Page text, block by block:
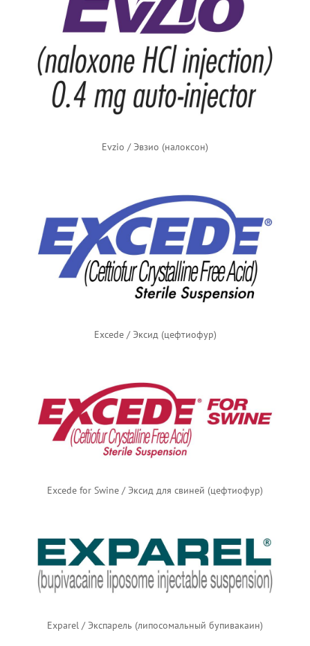
Evzio / Эвзио (налоксон)
Excede / Эксид (цефтиофур)
Excede for Swine / Эксид для свиней (цефтиофур)
Exparel / Экспарель (липосомальный бупивакаин)